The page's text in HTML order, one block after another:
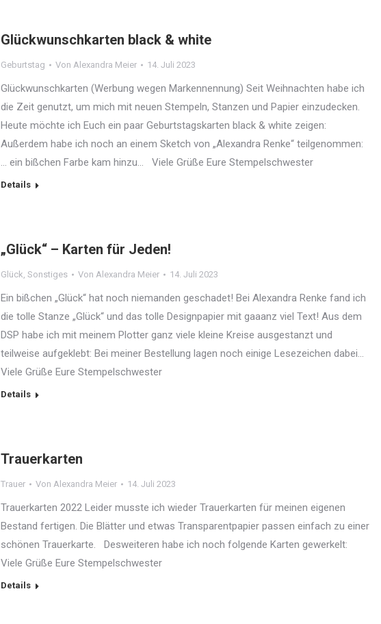
Glückwunschkarten black & white
Geburtstag Von Alexandra Meier 14. Juli 2023
Glückwunschkarten (Werbung wegen Markennennung) Seit Weihnachten habe ich
die Zeit genutzt, um mich mit neuen Stempeln, Stanzen und Papier einzudecken.
Heute möchte ich Euch ein paar Geburtstagskarten black & white zeigen:
Außerdem habe ich noch an einem Sketch von „Alexandra Renke“ teilgenommen:
… ein bißchen Farbe kam hinzu… Viele Grüße Eure Stempelschwester
Details
„Glück“ – Karten für Jeden!
Glück, Sonstiges Von Alexandra Meier 14. Juli 2023
Ein bißchen „Glück“ hat noch niemanden geschadet! Bei Alexandra Renke fand ich
die tolle Stanze „Glück“ und das tolle Designpapier mit gaaanz viel Text! Aus dem
DSP habe ich mit meinem Plotter ganz viele kleine Kreise ausgestanzt und
teilweise aufgeklebt: Bei meiner Bestellung lagen noch einige Lesezeichen dabei…
Viele Grüße Eure Stempelschwester
Details
Trauerkarten
Trauer Von Alexandra Meier 14. Juli 2023
Trauerkarten 2022 Leider musste ich wieder Trauerkarten für meinen eigenen
Bestand fertigen. Die Blätter und etwas Transparentpapier passen einfach zu einer
schönen Trauerkarte. Desweiteren habe ich noch folgende Karten gewerkelt:
Viele Grüße Eure Stempelschwester
Details